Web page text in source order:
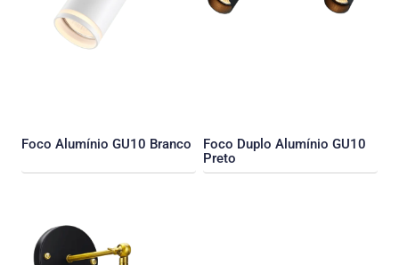
Foco Alumínio GU10 Branco
Foco Duplo Alumínio GU10
Preto